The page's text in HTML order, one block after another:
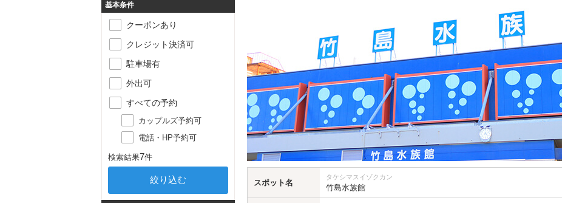
スポット名
タケシマスイゾクカン
竹島水族館
基本条件
クーポンあり
クレジット決済可
駐車場有
外出可
すべての予約
カップルズ予約可
電話・HP予約可
検索結果7件